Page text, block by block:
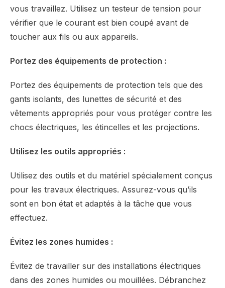
vous travaillez. Utilisez un testeur de tension pour
vérifier que le courant est bien coupé avant de
toucher aux fils ou aux appareils.
Portez des équipements de protection :
Portez des équipements de protection tels que des
gants isolants, des lunettes de sécurité et des
vêtements appropriés pour vous protéger contre les
chocs électriques, les étincelles et les projections.
Utilisez les outils appropriés :
Utilisez des outils et du matériel spécialement conçus
pour les travaux électriques. Assurez-vous qu’ils
sont en bon état et adaptés à la tâche que vous
effectuez.
Évitez les zones humides :
Évitez de travailler sur des installations électriques
dans des zones humides ou mouillées. Débranchez